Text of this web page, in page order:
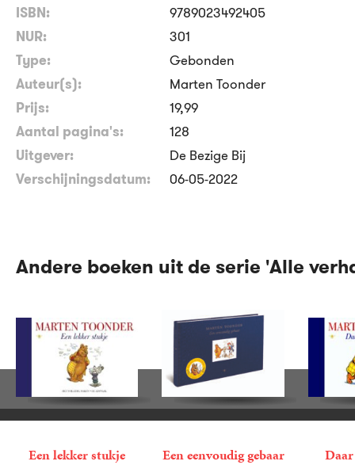
ISBN:
9789023492405
NUR:
301
Type:
Gebonden
Auteur(s):
Marten Toonder
Prijs:
19,99
Aantal pagina's:
128
Uitgever:
De Bezige Bij
Verschijningsdatum:
06-05-2022
Andere boeken uit de serie 'Alle
Een lekker stukje
Een eenvoudig gebaar